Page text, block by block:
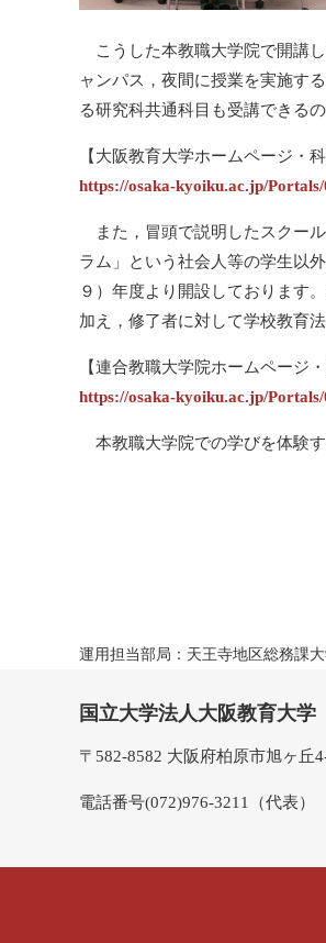
こうした本教職大学院で開講
ャンパス，夜間に授業を実施す
る研究科共通科目も受講できる
【大阪教育大学ホームページ・
https://osaka-kyoiku.ac.jp/
また，冒頭で説明したスクー
ラム」という社会人等の学生以
９）年度より開設しております
加え，修了者に対して学校教育
【連合教職大学院ホームページ
https://osaka-kyoiku.ac.jp/
本教職大学院での学びを体験
運用担当部局：天王寺地区総務課
国立大学法人大阪教育大学
〒582-8582 大阪府柏原市旭ヶ丘
電話番号(072)976-3211（代表）